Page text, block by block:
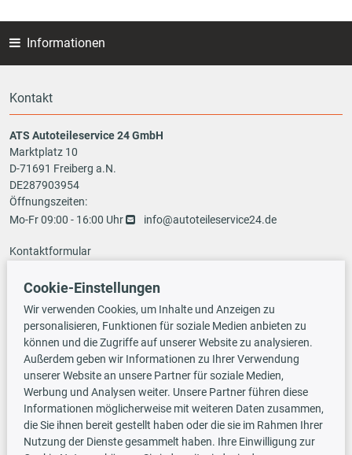
Informationen
Kontakt
ATS Autoteileservice 24 GmbH
Marktplatz 10
D-71691 Freiberg a.N.
DE287903954
Öffnungszeiten:
Mo-Fr 09:00 - 16:00 Uhr
info@autoteileservice24.de
Kontaktformular
Vorauskasse
Versandarten
Cookie-Einstellungen
Wir verwenden Cookies, um Inhalte und Anzeigen zu
personalisieren, Funktionen für soziale Medien anbieten zu
können und die Zugriffe auf unserer Website zu analysieren.
Außerdem geben wir Informationen zu Ihrer Verwendung
unserer Website an unsere Partner für soziale Medien,
Werbung und Analysen weiter. Unsere Partner führen diese
Informationen möglicherweise mit weiteren Daten zusammen,
die Sie ihnen bereit gestellt haben oder die sie im Rahmen Ihrer
Nutzung der Dienste gesammelt haben. Ihre Einwilligung zur